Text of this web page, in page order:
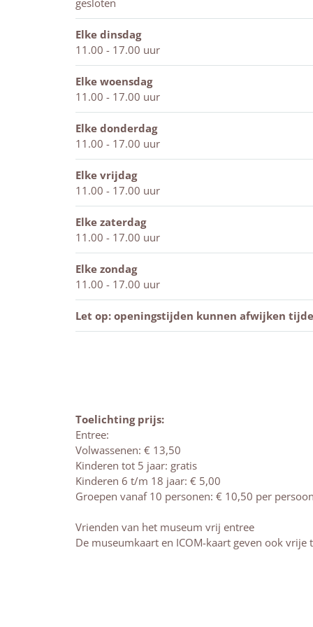
i
a
n
d
r
i
a
a
n
n
d
r
i
a
a
n
i
a
a
n
o
d
r
i
a
a
n
m
V
i
l
l
a
M
o
n
d
r
i
a
n
u
m
V
i
l
l
a
M
o
n
d
r
a
a
gesloten
Elke dinsdag
11.00 - 17.00 uur
Elke woensdag
11.00 - 17.00 uur
Elke donderdag
11.00 - 17.00 uur
Elke vrijdag
11.00 - 17.00 uur
Elke zaterdag
11.00 - 17.00 uur
Elke zondag
11.00 - 17.00 uur
Let op: openingstijden kunnen afwijken
Toelichting prijs:
Entree:
Volwassenen: € 13,50
Kinderen tot 5 jaar: gratis
Kinderen 6 t/m 18 jaar: € 5,00
Groepen vanaf 10 personen: € 10,50 per persoon
Vrienden van het museum vrij entree
De museumkaart en ICOM-kaart geven ook vrije